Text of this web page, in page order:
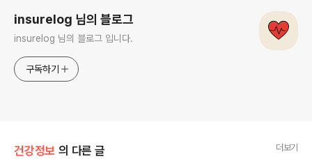
insurelog 님의 블로그
insurelog 님의 블로그 입니다.
구독하기
건강정보 의 다른 글 더보기